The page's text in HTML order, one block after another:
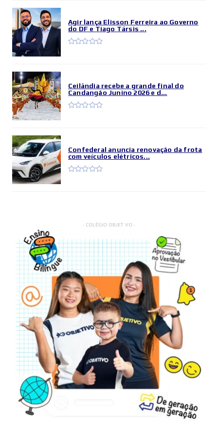
Agir lança Elisson Ferreira ao Governo
do DF e Tiago Társis ...
Ceilândia recebe a grande final do
Candangão Junino 2026 e d...
Confederal anuncia renovação da frota
com veículos elétricos...
- COLÉGIO OBJETIVO -